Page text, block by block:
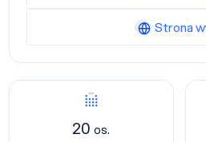
20os.
Strona